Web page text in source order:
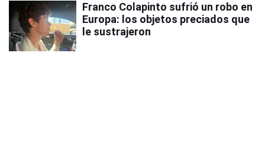
Franco Colapinto sufrió un robo en
Europa: los objetos preciados que
le sustrajeron